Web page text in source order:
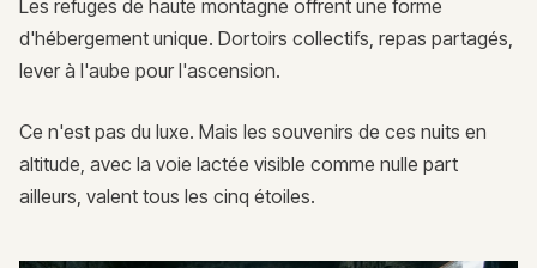
Les refuges de haute montagne offrent une forme
d'hébergement unique. Dortoirs collectifs, repas partagés,
lever à l'aube pour l'ascension.
Ce n'est pas du luxe. Mais les souvenirs de ces nuits en
altitude, avec la voie lactée visible comme nulle part
ailleurs, valent tous les cinq étoiles.